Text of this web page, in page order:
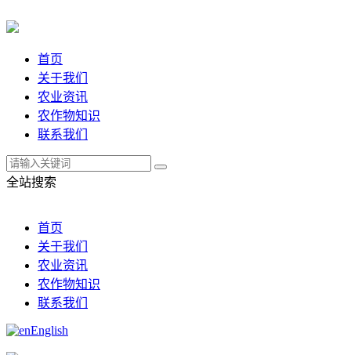
首页
关于我们
农业资讯
农作物知识
联系我们
全站搜索
首页
关于我们
农业资讯
农作物知识
联系我们
English